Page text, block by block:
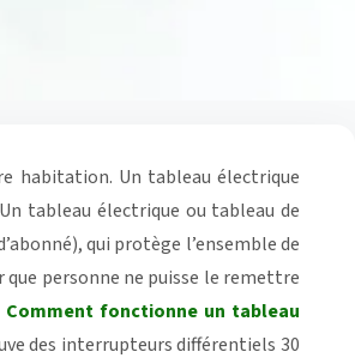
habitation. Un tableau électrique
tableau électrique ou tableau de
qui protège l’ensemble de
personne ne puisse le remettre
Comment fonctionne un tableau
des interrupteurs différentiels 30